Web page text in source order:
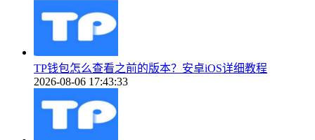
TP钱包怎么查看之前的版本？安卓iOS详细教程
2026-08-06 17:43:33